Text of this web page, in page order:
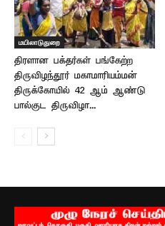
மயிலாடுதுறை
திரளான பக்தர்கள் பங்கேற்ற
திருவிழந்தூர் மகாமாரியம்மன்
திருக்கோயில் 42 ஆம் ஆண்டு
பால்குட திருவிழா...